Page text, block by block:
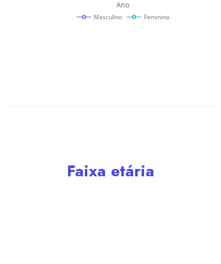
Faixa etária